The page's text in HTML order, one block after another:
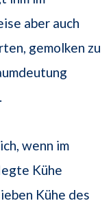
aber auch
gemolken zu
wenn im
Kühe
Kühe des